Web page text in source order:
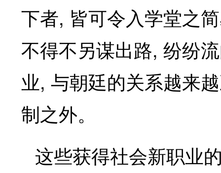
下者, 皆可令入学堂之
不得不另谋出路, 纷纷
业, 与朝廷的关系越来
制之外。
这些获得社会新职业